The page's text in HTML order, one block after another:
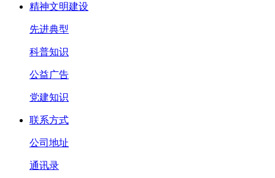
精神文明建设
先进典型
科普知识
公益广告
党建知识
联系方式
公司地址
通讯录